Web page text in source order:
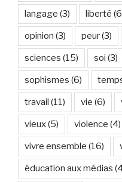
langage (3) liberté
opinion (3) peur(3)
sciences (15) soi (3)
sophismes (6)
travail (11) vie (6)
vieux(5) violence (4)
vivre ensemble (16)
éducation aux médias